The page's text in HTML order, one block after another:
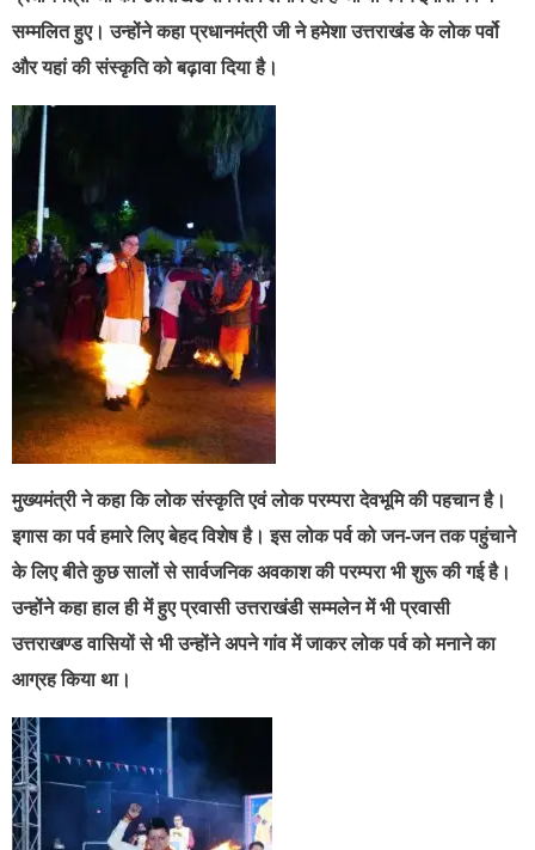
सम्मलित हुए। उन्होंने कहा प्रधानमंत्री जी ने हमेशा उत्तराखंड के लोक पर्वो
और यहां की संस्कृति को बढ़ावा दिया है।
मुख्यमंत्री ने कहा कि लोक संस्कृति एवं लोक परम्परा देवभूमि की पहचान है।
इगास का पर्व हमारे लिए बेहद विशेष है। इस लोक पर्व को जन-जन तक पहुंचाने
के लिए बीते कुछ सालों से सार्वजनिक अवकाश की परम्परा भी शुरू की गई है।
उन्होंने कहा हाल ही में हुए प्रवासी उत्तराखंडी सम्मलेन में भी प्रवासी
उत्तराखण्ड वासियों से भी उन्होंने अपने गांव में जाकर लोक पर्व को मनाने का
आग्रह किया था।